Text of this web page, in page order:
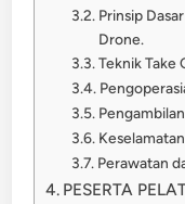
Prinsip
Drone.
Teknik Take
Perawatan
PESERTA